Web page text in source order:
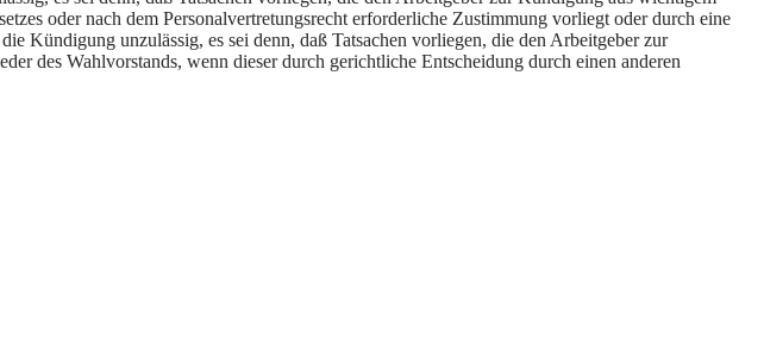
oder nach dem Personalvertretungsrecht erforderliche Zustimmung vorliegt oder durch eine
Kündigung unzulässig, es sei denn, daß Tatsachen vorliegen, die den Arbeitgeber zur
des Wahlvorstands, wenn dieser durch gerichtliche Entscheidung durch einen anderen